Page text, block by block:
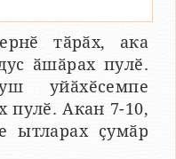
тӑрӑх, ака
ӑшӑрах пулӗ.
уйӑхӗсемпе
пулӗ. Акан 7-10,
ытларах ҫумӑр